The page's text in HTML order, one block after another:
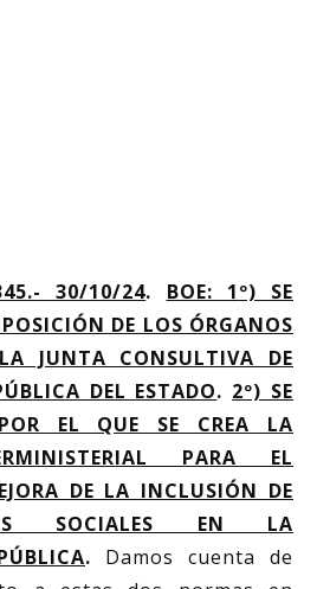
30/10/24. BOE: 1º) SE
DE LOS ÓRGANOS
JUNTA CONSULTIVA DE
DEL ESTADO. 2º) SE
EL QUE SE CREA LA
PARA EL
DE LA INCLUSIÓN DE
SOCIALES EN LA
. Damos cuenta de